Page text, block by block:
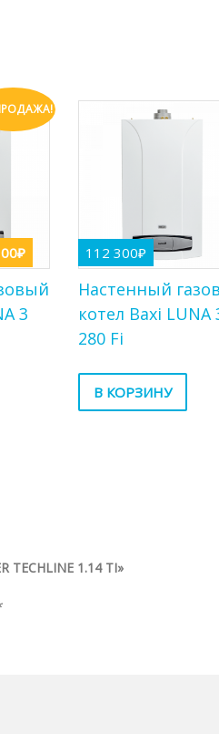
₽
3
112 300₽
Настенный
котел Baxi LUNA
280 Fi
В КОРЗИНУ
1.14 TI»